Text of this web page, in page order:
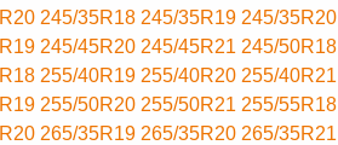
245/35R18 245/35R19 245/35R20
245/45R20 245/45R21 245/50R18
255/40R19 255/40R20 255/40R21
255/50R20 255/50R21 255/55R18
265/35R19 265/35R20 265/35R21